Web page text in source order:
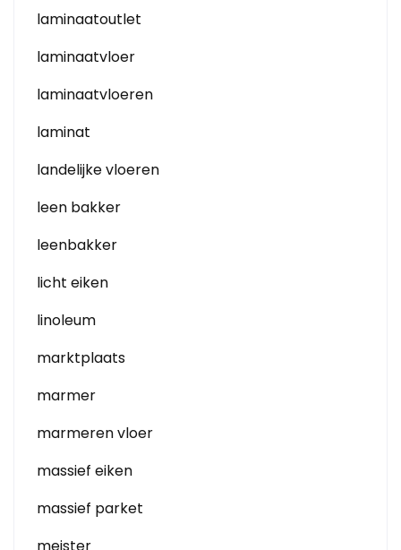
laminaatoutlet
laminaatvloer
laminaatvloeren
laminat
landelijke vloeren
leen bakker
leenbakker
licht eiken
linoleum
marktplaats
marmer
marmeren vloer
massief eiken
massief parket